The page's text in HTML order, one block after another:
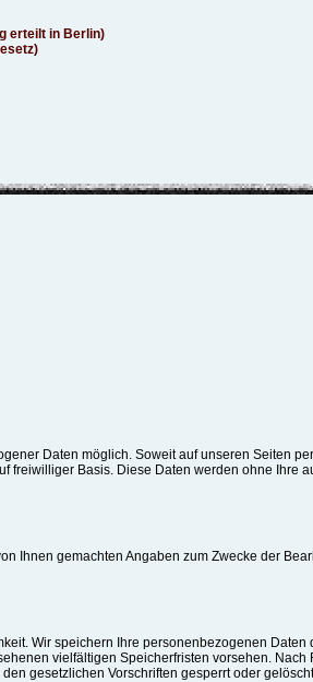
erteilt in Berlin)
Daten möglich. Soweit auf unseren Seiten
freiwilliger Basis. Diese Daten werden ohne Ihre
Ihnen gemachten Angaben zum Zwecke der
Wir speichern Ihre personenbezogenen
vielfältigen Speicherfristen vorsehen.
gesetzlichen Vorschriften gesperrt oder